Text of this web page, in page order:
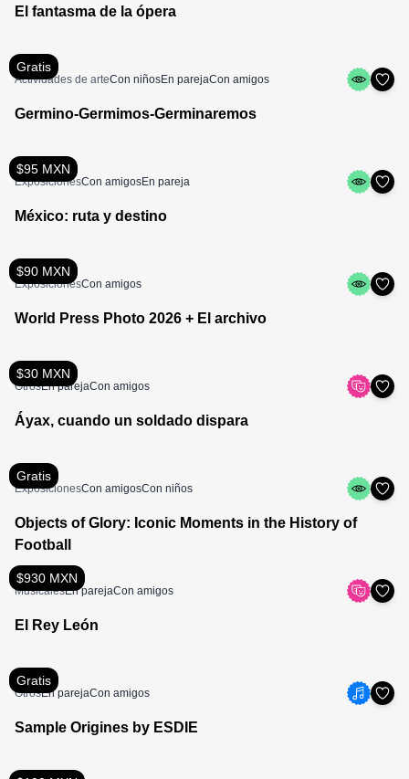
El fantasma de la ópera
Gratis
Actividades de arteCon niñosEn parejaCon amigos
Germino-Germimos-Germinaremos
$95 MXN
ExposicionesCon amigosEn pareja
México: ruta y destino
$90 MXN
ExposicionesCon amigos
World Press Photo 2026 + El archivo
$30 MXN
OtrosEn parejaCon amigos
Áyax, cuando un soldado dispara
Gratis
ExposicionesCon amigosCon niños
Objects of Glory: Iconic Moments in the History of
Football
$930 MXN
MusicalesEn parejaCon amigos
El Rey León
Gratis
OtrosEn parejaCon amigos
Sample Origines by ESDIE